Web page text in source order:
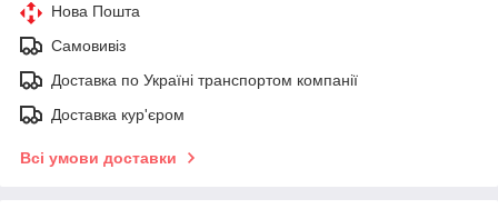
Нова Пошта
Самовивіз
Доставка по Україні транспортом компанії
Доставка кур'єром
Всі умови доставки